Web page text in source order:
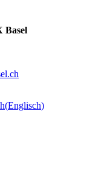
Basel
(Englisch)